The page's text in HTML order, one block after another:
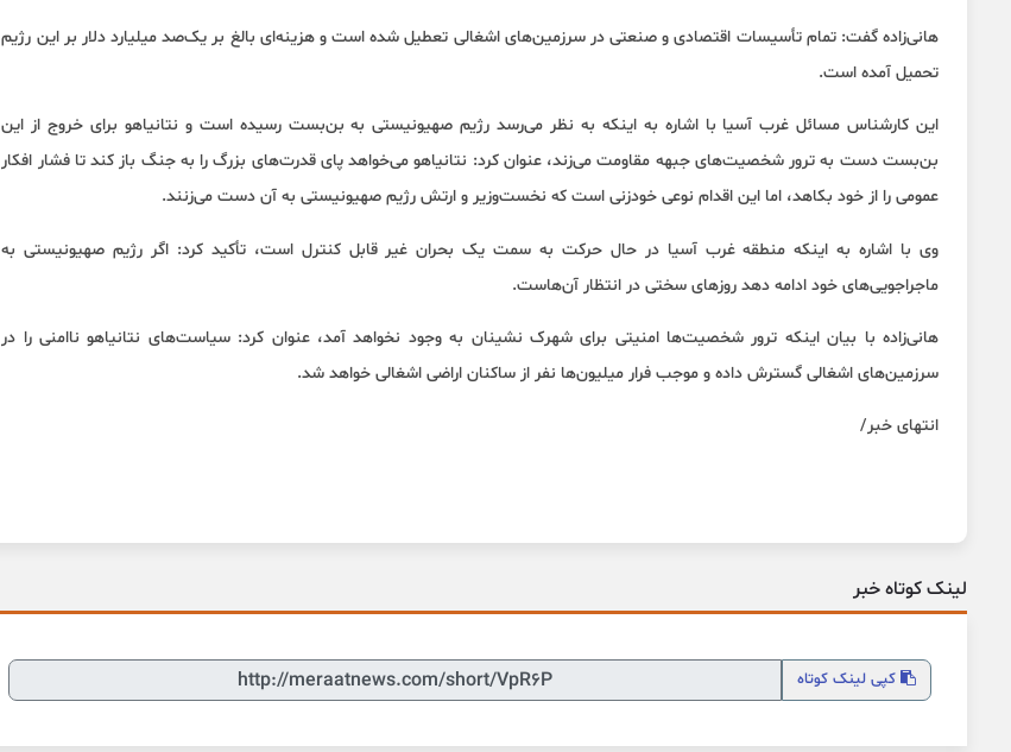
هانی‌زاده گفت: تمام تأسیسات اقتصادی و صنعتی در سرزمین‌های اشغالی تعطیل شده است و هزینه‌ای بالغ بر یک‌صد میلیارد دلار بر این رژیم
تحمیل آمده است.
این کارشناس مسائل غرب آسیا با اشاره به اینکه به نظر می‌رسد رژیم صهیونیستی به بن‌بست رسیده است و نتانیاهو برای خروج از این
بن‌بست دست به ترور شخصیت‌های جبهه مقاومت می‌زند، عنوان کرد: نتانیاهو می‌خواهد پای قدرت‌های بزرگ را به جنگ باز کند تا فشار افکار
عمومی را از خود بکاهد، اما این اقدام نوعی خودزنی است که نخست‌وزیر و ارتش رژیم صهیونیستی به آن دست می‌زنند.
وی با اشاره به اینکه منطقه غرب آسیا در حال حرکت به سمت یک بحران غیر قابل کنترل است، تأکید کرد: اگر رژیم صهیونیستی به
ماجراجویی‌های خود ادامه دهد روزهای سختی در انتظار آن‌هاست.
هانی‌زاده با بیان اینکه ترور شخصیت‌ها امنیتی برای شهرک نشینان به وجود نخواهد آمد، عنوان کرد: سیاست‌های نتانیاهو ناامنی را در
سرزمین‌های اشغالی گسترش داده و موجب فرار میلیون‌ها نفر از ساکنان اراضی اشغالی خواهد شد.
انتهای خبر/
لینک کوتاه خبر
کپی لینک کوتاه